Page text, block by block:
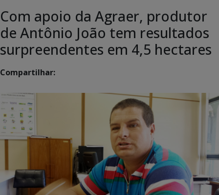
Com apoio da Agraer, produtor
de Antônio João tem resultados
surpreendentes em 4,5 hectares
Compartilhar: